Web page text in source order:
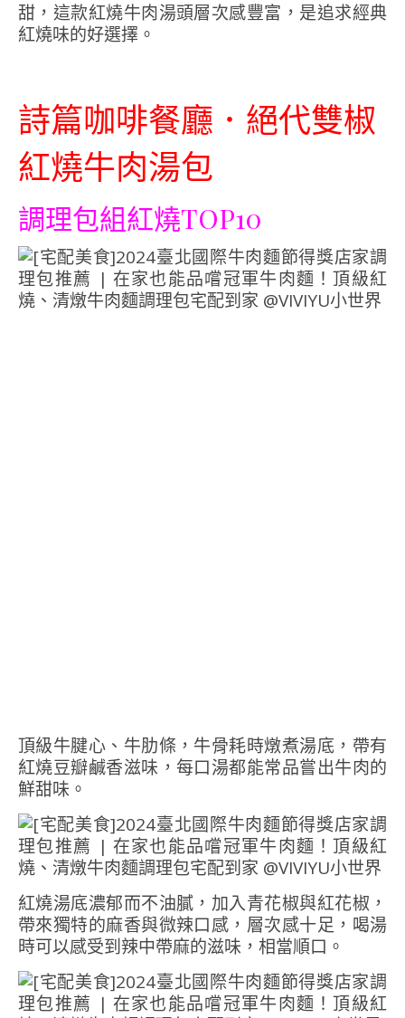
甜，這款紅燒牛肉湯頭層次感豐富，是追求經典
紅燒味的好選擇。
詩篇咖啡餐廳．絕代雙椒
紅燒牛肉湯包
調理包組紅燒TOP10
頂級牛腱心、牛肋條，牛骨耗時燉煮湯底，帶有
紅燒豆瓣鹹香滋味，每口湯都能常品嘗出牛肉的
鮮甜味。
紅燒湯底濃郁而不油膩，加入青花椒與紅花椒，
帶來獨特的麻香與微辣口感，層次感十足，喝湯
時可以感受到辣中帶麻的滋味，相當順口。